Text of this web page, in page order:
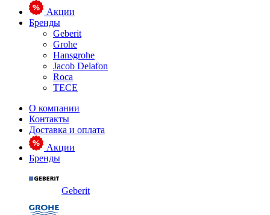
Акции
Бренды
Geberit
Grohe
Hansgrohe
Jacob Delafon
Roca
TECE
О компании
Контакты
Доставка и оплата
Акции
Бренды
Geberit